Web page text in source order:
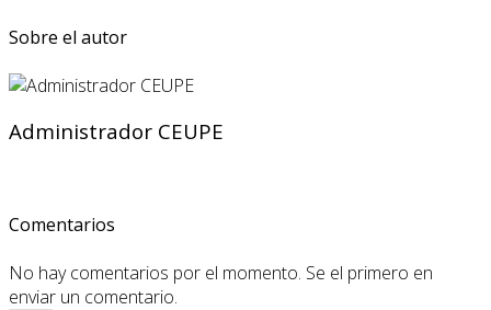
Sobre el autor
Administrador CEUPE
Comentarios
No hay comentarios por el momento. Se el primero en
enviar un comentario.